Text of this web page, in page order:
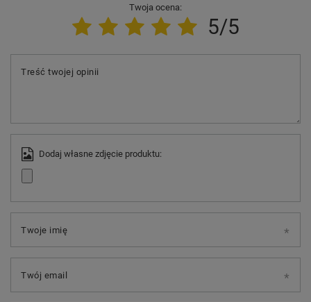
Twoja ocena:
5/5
Treść twojej opinii
Dodaj własne zdjęcie produktu:
Twoje imię
Twój email